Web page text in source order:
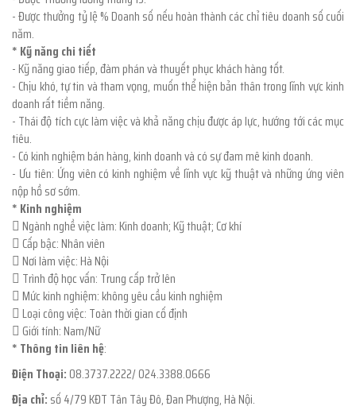
- Được thưởng tỷ lệ % Doanh số nếu hoàn thành các chỉ tiêu doanh số cuối
năm.
* Kỹ năng chi tiết
- Kỹ năng giao tiếp, đàm phán và thuyết phục khách hàng tốt.
- Chịu khó, tự tin và tham vọng, muốn thể hiện bản thân trong lĩnh vực kinh
doanh rất tiềm năng.
- Thái độ tích cực làm việc và khả năng chịu được áp lực, hướng tới các mục
tiêu.
- Có kinh nghiệm bán hàng, kinh doanh và có sự đam mê kinh doanh.
- Ưu tiên: Ứng viên có kinh nghiệm về lĩnh vực kỹ thuật và những ứng viên
nộp hồ sơ sớm.
* Kinh nghiệm
 Ngành nghề việc làm: Kinh doanh; Kỹ thuật; Cơ khí
 Cấp bậc: Nhân viên
 Nơi làm việc: Hà Nội
 Trình độ học vấn: Trung cấp trở lên
 Mức kinh nghiệm: không yêu cầu kinh nghiệm
 Loại công việc: Toàn thời gian cố định
 Giới tính: Nam/Nữ
* Thông tin liên hệ:
Điện Thoại: 08.3737.2222/ 024.3388.0666
Địa chỉ: số 4/79 KĐT Tân Tây Đô, Đan Phượng, Hà Nội.